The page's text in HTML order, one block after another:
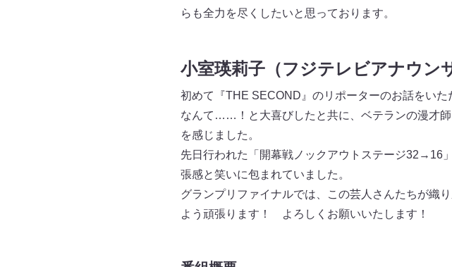
らも全力を尽くしたいと思っております。
小室瑛莉子（フジテレビアナウン
初めて『THE SECOND』のリポーターのお話をい
なんて……！と大喜びしたと共に、ベテランの漫才
を感じました。
先日行われた「開幕戦ノックアウトステージ32→16
張感と笑いに包まれていました。
グランプリファイナルでは、この芸人さんたちが織
よう頑張ります！ よろしくお願いいたします！